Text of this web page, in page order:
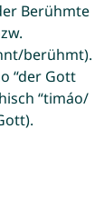
Berühmte
berühmt).
“der Gott
“timáo/